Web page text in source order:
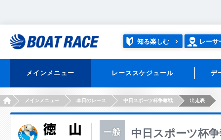
知る楽しむ レーサ
メインメニュー レーススケジュール デ
HOMEメインメニュー 本日のレース 中日スポーツ杯争奪戦 出走表
中日スポーツ杯